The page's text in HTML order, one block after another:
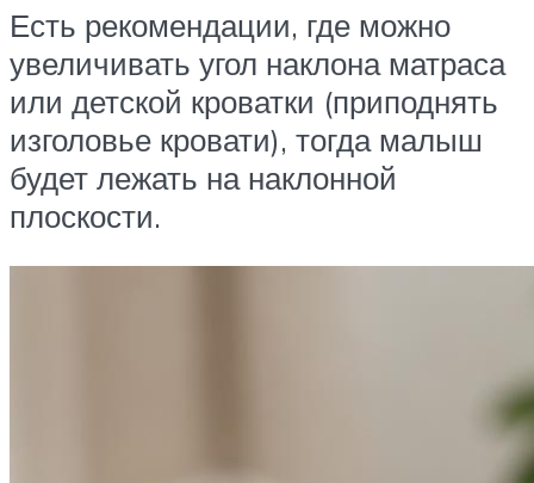
Есть рекомендации, где можно
увеличивать угол наклона матраса
или детской кроватки (приподнять
изголовье кровати), тогда малыш
будет лежать на наклонной
плоскости.